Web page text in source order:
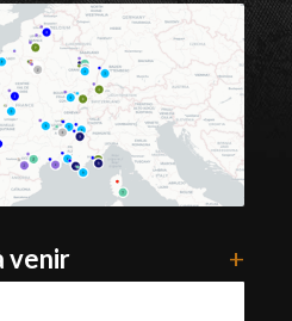
venir +